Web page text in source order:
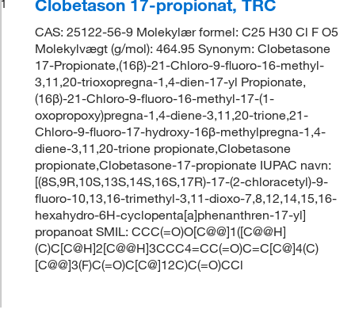
1
Clobetason 17-propionat, TRC
CAS: 25122-56-9 Molekylær formel: C25 H30 Cl F O5
Molekylvægt (g/mol): 464.95 Synonym: Clobetasone
17-Propionate,(16β)-21-Chloro-9-fluoro-16-methyl-
3,11,20-trioxopregna-1,4-dien-17-yl Propionate,
(16β)-21-Chloro-9-fluoro-16-methyl-17-(1-
oxopropoxy)pregna-1,4-diene-3,11,20-trione,21-
Chloro-9-fluoro-17-hydroxy-16β-methylpregna-1,4-
diene-3,11,20-trione propionate,Clobetasone
propionate,Clobetasone-17-propionate IUPAC navn:
[(8S,9R,10S,13S,14S,16S,17R)-17-(2-chloracetyl)-9-
fluoro-10,13,16-trimethyl-3,11-dioxo-7,8,12,14,15,16-
hexahydro-6H-cyclopenta[a]phenanthren-17-yl]
propanoat SMIL: CCC(=O)O[C@@]1([C@@H]
(C)C[C@H]2[C@@H]3CCC4=CC(=O)C=C[C@]4(C)
[C@@]3(F)C(=O)C[C@]12C)C(=O)CCl